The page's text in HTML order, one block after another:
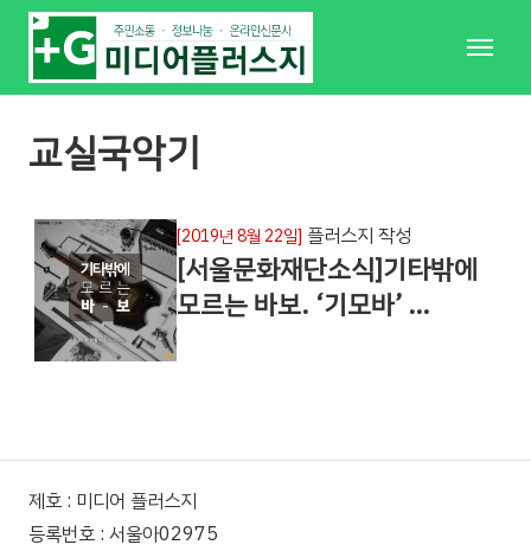
메
뉴
교실국악기
[2019년 8월 22일] 플러스지 작성
[서울문화재단소식]기타밖에
모르는 바보. ‘기모바’ …
제호 : 미디어 플러스지
등록번호 : 서울아02975